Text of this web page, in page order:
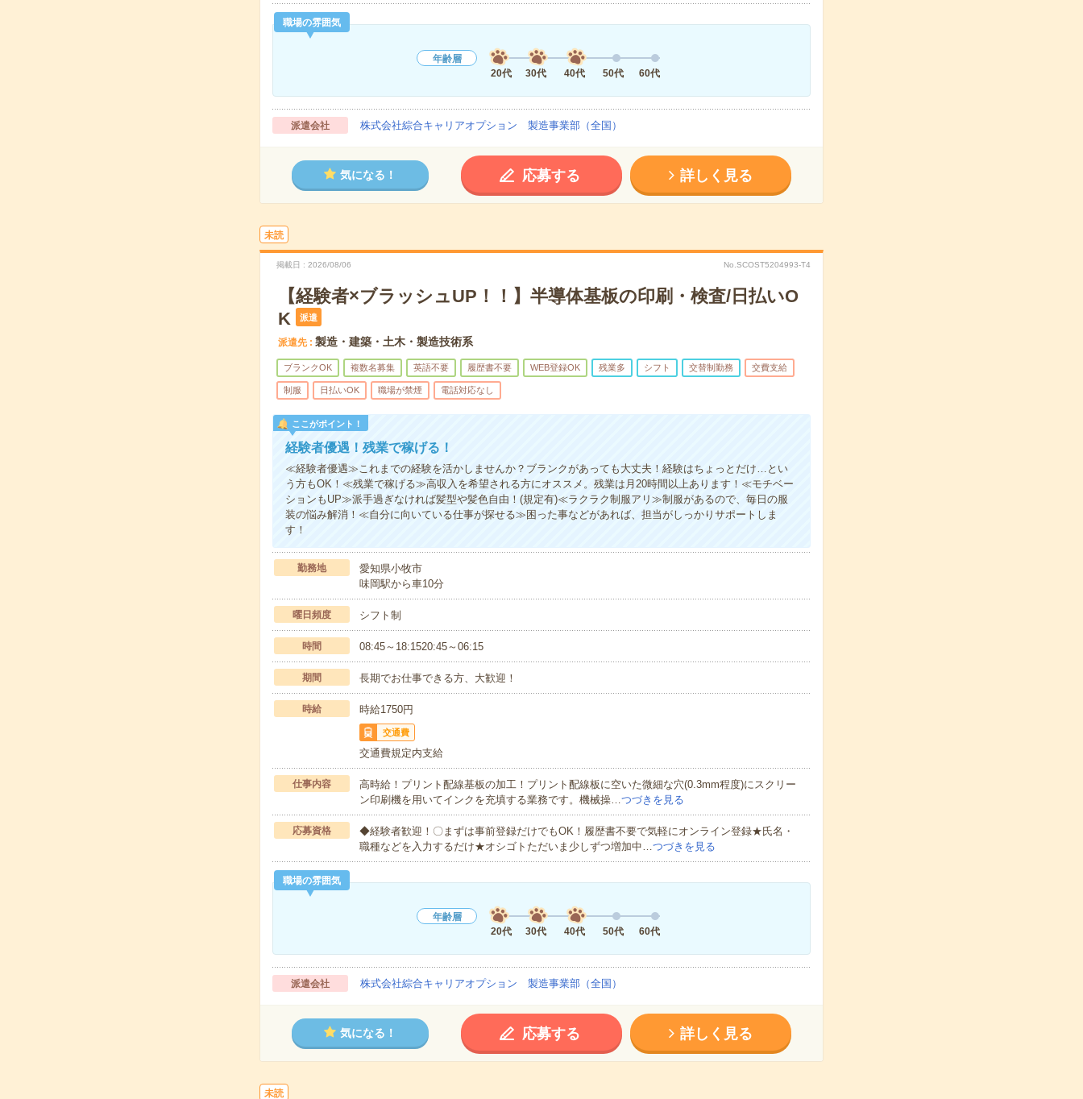
職場の雰囲気
年齢層
20代
30代 40代 50代 60代
派遣会社 株式会社綜合キャリアオプション 製造事業部（全国）
気になる！ 応募する 詳しく見る
未読
掲載日 2026/08/06 No.SCOST5204993-T4
【経験者×ブラッシュUP！！】半導体基板の印刷・検査/日払いO
K
派遣
派遣先 製造・建築・土木・製造技術系
ブランクOK 複数名募集 英語不要 履歴書不要 WEB登録OK 残業多 シフト 交替制勤務 交費支給
制服 日払いOK 職場が禁煙 電話対応なし
ここがポイント！
経験者優遇！残業で稼げる！
≪経験者優遇≫これまでの経験を活かしませんか？ブランクがあっても大丈夫！経験はちょっとだけ…とい
う方もOK！≪残業で稼げる≫高収入を希望される方にオススメ。残業は月20時間以上あります！≪モチベー
ションもUP≫派手過ぎなければ髪型や髪色自由！(規定有)≪ラクラク制服アリ≫制服があるので、毎日の服
装の悩み解消！≪自分に向いている仕事が探せる≫困った事などがあれば、担当がしっかりサポートしま
す！
勤務地
愛知県小牧市
味岡駅から車10分
曜日頻度 シフト制
時間 08:45～18:1520:45～06:15
期間 長期でお仕事できる方、大歓迎！
時給 時給1750円
交通費
交通費規定内支給
仕事内容
高時給！プリント配線基板の加工！プリント配線板に空いた微細な穴(0.3mm程度)にスクリー
ン印刷機を用いてインクを充填する業務です。機械操…つづきを見る
応募資格
◆経験者歓迎！〇まずは事前登録だけでもOK！履歴書不要で気軽にオンライン登録★氏名・
職種などを入力するだけ★オシゴトただいま少しずつ増加中…つづきを見る
職場の雰囲気
年齢層
20代
30代 40代 50代 60代
派遣会社 株式会社綜合キャリアオプション 製造事業部（全国）
気になる！ 応募する 詳しく見る
未読